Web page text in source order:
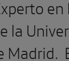
en
la
Madrid.